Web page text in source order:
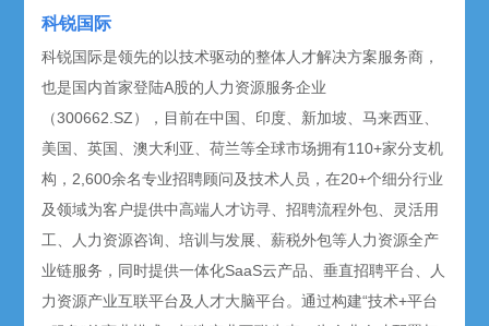
科锐国际
科锐国际是领先的以技术驱动的整体人才解决方案服务商，
也是国内首家登陆A股的人力资源服务企业
（300662.SZ），目前在中国、印度、新加坡、马来西亚、
美国、英国、澳大利亚、荷兰等全球市场拥有110+家分支机
构，2,600余名专业招聘顾问及技术人员，在20+个细分行业
及领域为客户提供中高端人才访寻、招聘流程外包、灵活用
工、人力资源咨询、培训与发展、薪税外包等人力资源全产
业链服务，同时提供一体化SaaS云产品、垂直招聘平台、人
力资源产业互联平台及人才大脑平台。通过构建“技术+平台